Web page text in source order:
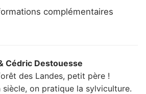
complémentaires
Cédric Destouesse
des Landes, petit père !
siècle, on pratique la sylviculture.